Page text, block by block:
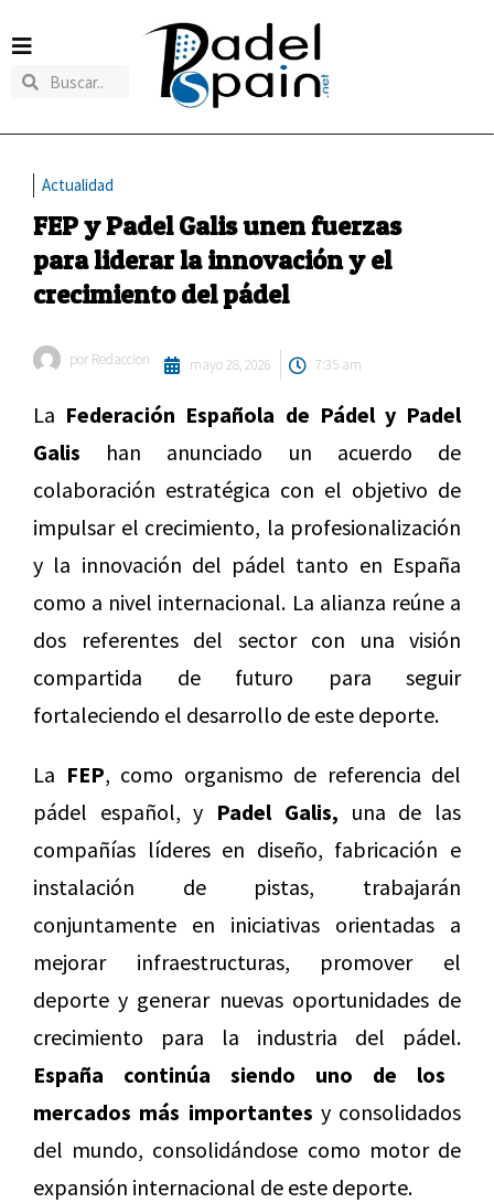
Actualidad
FEP y Padel Galis unen fuerzas
para liderar la innovación y el
crecimiento del pádel
por Redaccion mayo 28, 2026 7:35 am
La Federación Española de Pádel y Padel
Galis han anunciado un acuerdo de
colaboración estratégica con el objetivo de
impulsar el crecimiento, la profesionalización
y la innovación del pádel tanto en España
como a nivel internacional. La alianza reúne a
dos referentes del sector con una visión
compartida de futuro para seguir
fortaleciendo el desarrollo de este deporte.
La FEP, como organismo de referencia del
pádel español, y Padel Galis, una de las
compañías líderes en diseño, fabricación e
instalación de pistas, trabajarán
conjuntamente en iniciativas orientadas a
mejorar infraestructuras, promover el
deporte y generar nuevas oportunidades de
crecimiento para la industria del pádel.
España continúa siendo uno de los
mercados más importantes y consolidados
del mundo, consolidándose como motor de
expansión internacional de este deporte.